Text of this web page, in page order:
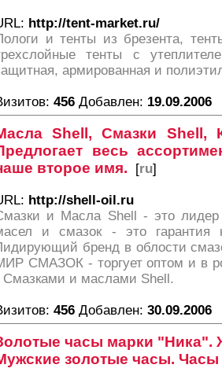
http://tent-market.ru/
и тенты из брезента,
тенты с
армированная и
456 Добавлен: 19.09.2006
Shell, Смазки Shell,
весь
второе имя. [ru]
http://shell-oil.ru
и Масла Shell - это лидер
и смазок - это гарантия
бренд в облости
СМАЗОК - торгует оптом и в
Смазками и маслами Shell.
456 Добавлен: 30.09.2006
часы марки "Ника".
золотые часы. Часы